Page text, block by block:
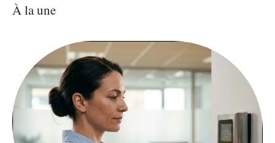
À la une